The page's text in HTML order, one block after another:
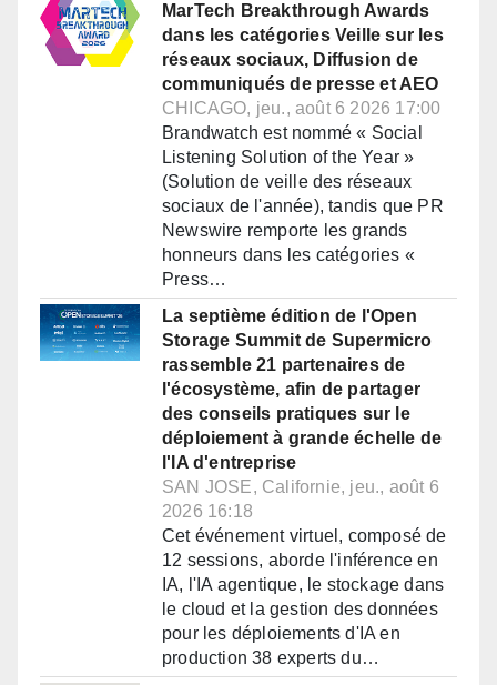
MarTech Breakthrough Awards
dans les catégories Veille sur les
réseaux sociaux, Diffusion de
communiqués de presse et AEO
CHICAGO, jeu., août 6 2026 17:00
Brandwatch est nommé « Social
Listening Solution of the Year »
(Solution de veille des réseaux
sociaux de l'année), tandis que PR
Newswire remporte les grands
honneurs dans les catégories «
Press…
La septième édition de l'Open
Storage Summit de Supermicro
rassemble 21 partenaires de
l'écosystème, afin de partager
des conseils pratiques sur le
déploiement à grande échelle de
l'IA d'entreprise
SAN JOSE, Californie, jeu., août 6
2026 16:18
Cet événement virtuel, composé de
12 sessions, aborde l'inférence en
IA, l'IA agentique, le stockage dans
le cloud et la gestion des données
pour les déploiements d'IA en
production 38 experts du…